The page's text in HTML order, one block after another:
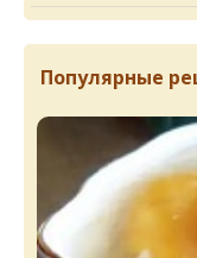
Популярные